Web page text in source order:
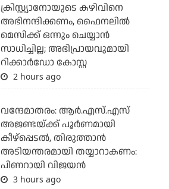
ക്രിസ്റ്റ്യാനോയുടെ കഴിവിനെ
അഭിനന്ദിക്കണം, ഫൈനലില്‍
മെസിക്ക് ഒന്നും ചെയ്യാന്‍
സാധിച്ചില്ല; അഭിപ്രായവുമായി
റിക്കാര്‍ഡോ കോസ്റ്റ
2 hours ago
വന്ദേമാതരം: ആര്‍.എസ്.എസ്
അജണ്ടയ്ക്ക് പൂര്‍ണമായി
കീഴ്‌പ്പെടല്‍, തിരുത്താന്‍
അടിയന്തരമായി തയ്യാറാകണം:
പിണറായി വിജയന്‍
3 hours ago